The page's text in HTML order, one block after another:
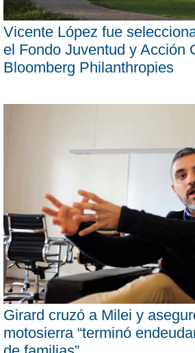
Vicente López fue
el Fondo Juventud y Acción
Bloomberg Philanthropies
Girard cruzó a Milei y
motosierra “terminó